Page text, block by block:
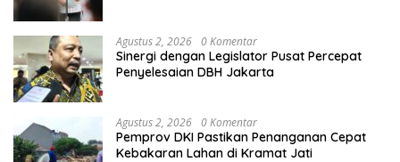
Agustus 2, 2026 0 Komentar
Sinergi dengan Legislator Pusat Percepat
Penyelesaian DBH Jakarta
Agustus 2, 2026 0 Komentar
Pemprov DKI Pastikan Penanganan Cepat
Kebakaran Lahan di Kramat Jati